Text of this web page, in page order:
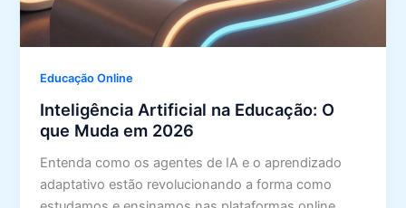
Educação Online
Inteligência Artificial na Educação: O
que Muda em 2026
Entenda como os agentes de IA e o aprendizado
adaptativo estão revolucionando a forma como